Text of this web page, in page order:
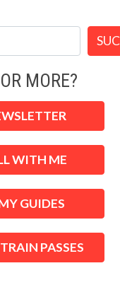
MORE?
WITH ME
GUIDES
PASSES